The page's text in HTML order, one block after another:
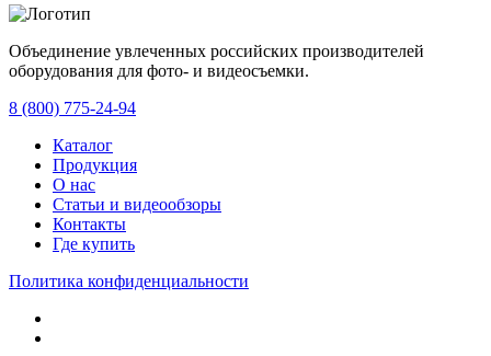
Объединение увлеченных российских производителей
оборудования для фото- и видеосъемки.
8 (800) 775-24-94
Каталог
Продукция
О нас
Статьи и видеообзоры
Контакты
Где купить
Политика конфиденциальности